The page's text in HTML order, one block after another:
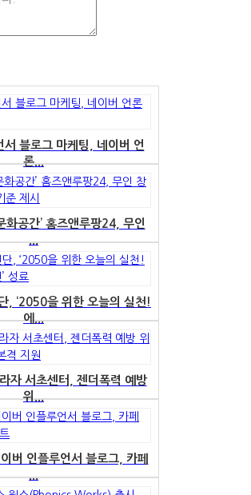
서 블로그 마케팅, 네이버 언
론...
화공간’ 홈즈앤루팡24, 무인
...
, ‘2050을 위한 오늘의 실천!
에...
자 서초센터, 젠더폭력 예방
위...
버 인플루언서 블로그, 카페
...